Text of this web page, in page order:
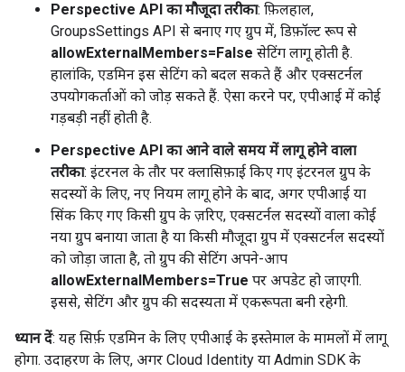
Perspective API का मौजूदा तरीका: फ़िलहाल,
GroupsSettings API से बनाए गए ग्रुप में, डिफ़ॉल्ट रूप से
allowExternalMembers=False सेटिंग लागू होती है.
हालांकि, एडमिन इस सेटिंग को बदल सकते हैं और एक्सटर्नल
उपयोगकर्ताओं को जोड़ सकते हैं. ऐसा करने पर, एपीआई में कोई
गड़बड़ी नहीं होती है.
Perspective API का आने वाले समय में लागू होने वाला
तरीका: इंटरनल के तौर पर क्लासिफ़ाई किए गए इंटरनल ग्रुप के
सदस्यों के लिए, नए नियम लागू होने के बाद, अगर एपीआई या
सिंक किए गए किसी ग्रुप के ज़रिए, एक्सटर्नल सदस्यों वाला कोई
नया ग्रुप बनाया जाता है या किसी मौजूदा ग्रुप में एक्सटर्नल सदस्यों
को जोड़ा जाता है, तो ग्रुप की सेटिंग अपने-आप
allowExternalMembers=True पर अपडेट हो जाएगी.
इससे, सेटिंग और ग्रुप की सदस्यता में एकरूपता बनी रहेगी.
ध्यान दें: यह सिर्फ़ एडमिन के लिए एपीआई के इस्तेमाल के मामलों में लागू
होगा. उदाहरण के लिए, अगर Cloud Identity या Admin SDK के